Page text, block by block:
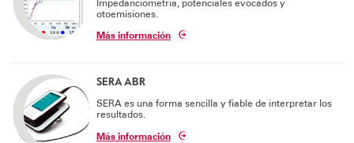
Solicita información
Soporte técnico
Impedanciometria, potenciales evocados y
otoemisiones.
Más información
SERA ABR
SERA es una forma sencilla y fiable de interpretar los
resultados.
Más información